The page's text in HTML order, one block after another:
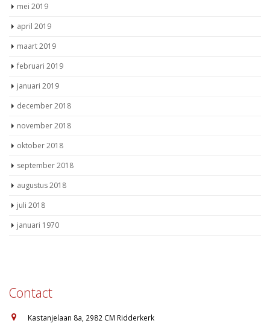
mei 2019
april 2019
maart 2019
februari 2019
januari 2019
december 2018
november 2018
oktober 2018
september 2018
augustus 2018
juli 2018
januari 1970
Contact
Kastanjelaan 8a, 2982 CM Ridderkerk